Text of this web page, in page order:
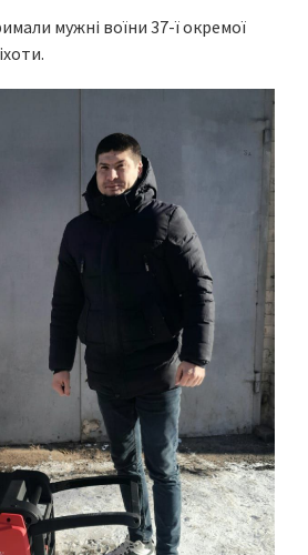
мужні воїни 37-ї окремої